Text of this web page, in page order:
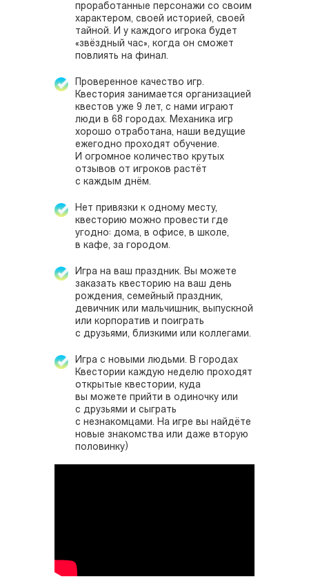
проработанные персонажи со своим
характером, своей историей, своей
тайной. И у каждого игрока будет
«звёздный час», когда он сможет
повлиять на финал.
Проверенное качество игр.
Квестория занимается организацией
квестов уже 9 лет, с нами играют
люди в 68 городах. Механика игр
хорошо отработана, наши ведущие
ежегодно проходят обучение.
И огромное количество крутых
отзывов от игроков растёт
с каждым днём.
Нет привязки к одному месту,
квесторию можно провести где
угодно: дома, в офисе, в школе,
в кафе, за городом.
Игра на ваш праздник. Вы можете
заказать квесторию на ваш день
рождения, семейный праздник,
девичник или мальчишник, выпускной
или корпоратив и поиграть
с друзьями, близкими или коллегами.
Игра с новыми людьми. В городах
Квестории каждую неделю проходят
открытые квестории, куда
вы можете прийти в одиночку или
с друзьями и сыграть
с незнакомцами. На игре вы найдёте
новые знакомства или даже вторую
половинку)